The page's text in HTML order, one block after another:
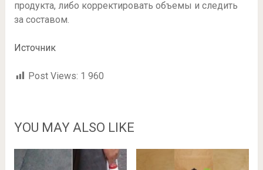
продукта, либо корректировать объемы и следить
за составом.
Источник
Post Views: 1 960
YOU MAY ALSO LIKE